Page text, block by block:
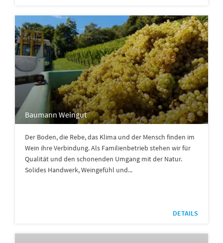
Baumann Weingut
Der Boden, die Rebe, das Klima und der Mensch finden im
Wein ihre Verbindung. Als Familienbetrieb stehen wir für
Qualität und den schonenden Umgang mit der Natur.
Solides Handwerk, Weingefühl und...
DETAILS